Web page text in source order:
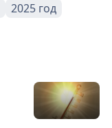
2025 год